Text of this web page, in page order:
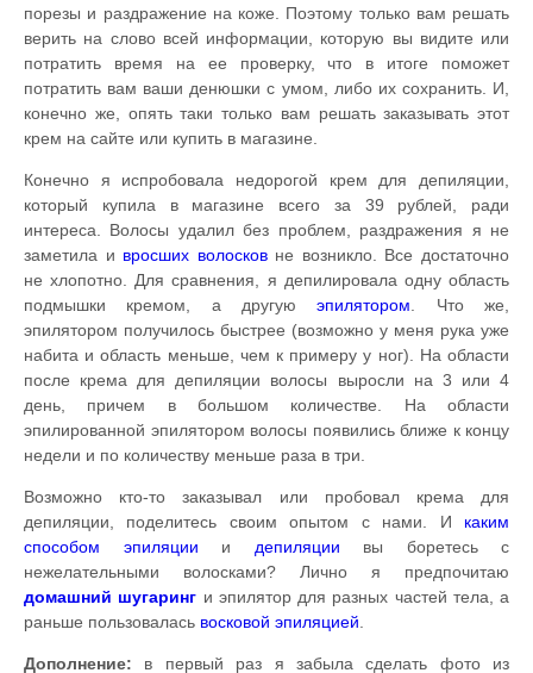
порезы и раздражение на коже. Поэтому только вам решать
верить на слово всей информации, которую вы видите или
потратить время на ее проверку, что в итоге поможет
потратить вам ваши денюшки с умом, либо их сохранить. И,
конечно же, опять таки только вам решать заказывать этот
крем на сайте или купить в магазине.
Конечно я испробовала недорогой крем для депиляции,
который купила в магазине всего за 39 рублей, ради
интереса. Волосы удалил без проблем, раздражения я не
заметила и вросших волосковне возникло. Все достаточно
не хлопотно. Для сравнения, я депилировала одну область
подмышки кремом, а другуюэпилятором. Что же,
эпилятором получилось быстрее (возможно у меня рука уже
набита и область меньше, чем к примеру у ног). На области
после крема для депиляции волосы выросли на 3 или 4
день, причем в большом количестве. На области
эпилированной эпилятором волосы появились ближе к концу
недели и по количеству меньше раза в три.
Возможно кто-то заказывал или пробовал крема для
депиляции, поделитесь своим опытом с нами. И каким
способом эпиляции и депиляции вы боретесь с
нежелательными волосками? Лично я предпочитаю
домашний шугаринг и эпилятор для разных частей тела, а
раньше пользовалась восковой эпиляцией.
Дополнение: в первый раз я забыла сделать фото из